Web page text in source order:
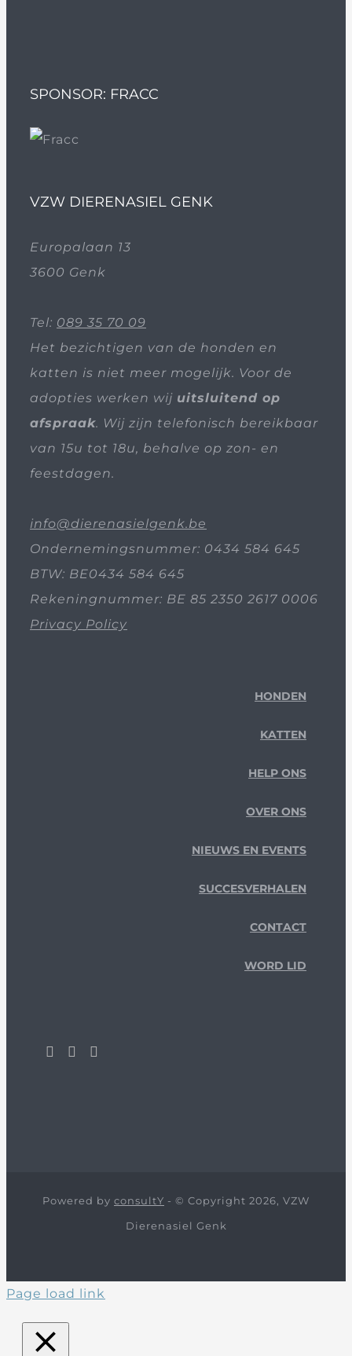
SPONSOR: FRACC
VZW DIERENASIEL GENK
Europalaan 13
3600 Genk
Tel: 089 35 70 09
Het bezichtigen van de honden en
katten is niet meer mogelijk. Voor de
adopties werken wij uitsluitend op
afspraak. Wij zijn telefonisch bereikbaar
van 15u tot 18u, behalve op zon- en
feestdagen.
info@dierenasielgenk.be
Ondernemingsnummer: 0434 584 645
BTW: BE0434 584 645
Rekeningnummer: BE 85 2350 2617 0006
Privacy Policy
HONDEN
KATTEN
HELP ONS
OVER ONS
NIEUWS EN EVENTS
SUCCESVERHALEN
CONTACT
WORD LID
Powered by consultY - © Copyright 2026, VZW
Dierenasiel Genk
Page load link